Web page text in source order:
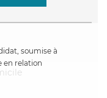
soumise à
en relation